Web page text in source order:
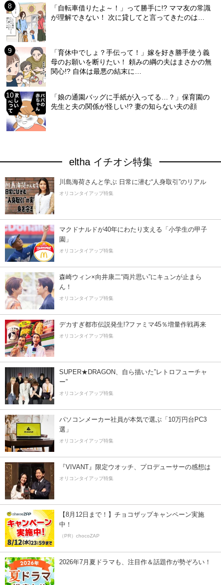
「自転車借りたよ～！」って勝手に!? ママ友の常識
が理解できない！ 次に貸してと言ってきたのは…
「育休中でしょ？手伝って！」嫁を好き勝手使う義
母のお願いを断りたい！ 頼みの綱の夫はまさかの無
関心!? 自体は最悪の結末に…
「娘の通園バッグに手紙が入ってる…？」保育園の
先生と夫の関係が怪しい!? 妻の知らない夫の顔
eltha イチオシ特集
川島海荷さんと学ぶ 日常に潜む“人身取引”のリアル
オリコンタイアップ特集
マクドナルドが40年にわたり支える「小学生の甲子
園」
オリコンタイアップ特集
森崎ウィン×向井康二“両片思い”にキュンが止まら
ん！
オリコンタイアップ特集
デカすぎ都市伝説発生!?ファミマ45％増量作戦再来
オリコンタイアップ特集
SUPER★DRAGON、自ら描いた”レトロフューチャ
ー”
オリコンタイアップ特集
パソコンメーカー社員が本気で選ぶ「10万円台PC3
選」
オリコンタイアップ特集
『VIVANT』限定ウオッチ、プロデューサーの感想は
オリコンタイアップ特集
【8月12日まで！】チョコザップキャンペーン実施
中！
（PR）chocoZAP
2026年7月夏ドラマも、注目作＆話題作が勢ぞろい！